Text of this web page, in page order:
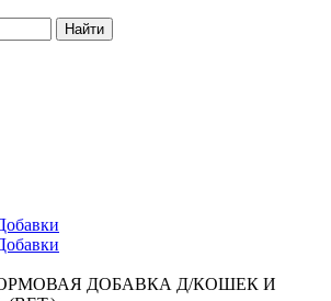
Найти
ДОБАВКА Д/КОШЕК И